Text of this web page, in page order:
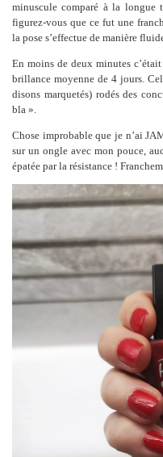
minuscule comparé à la longue
figurez-vous que ce fut une
la pose s’effectue de manière
En moins de deux minutes
brillance moyenne de 4 jours.
disons marquetés) rodés des
bla ».
Chose improbable que je n’ai
sur un ongle avec mon pouce,
épatée par la résistance !